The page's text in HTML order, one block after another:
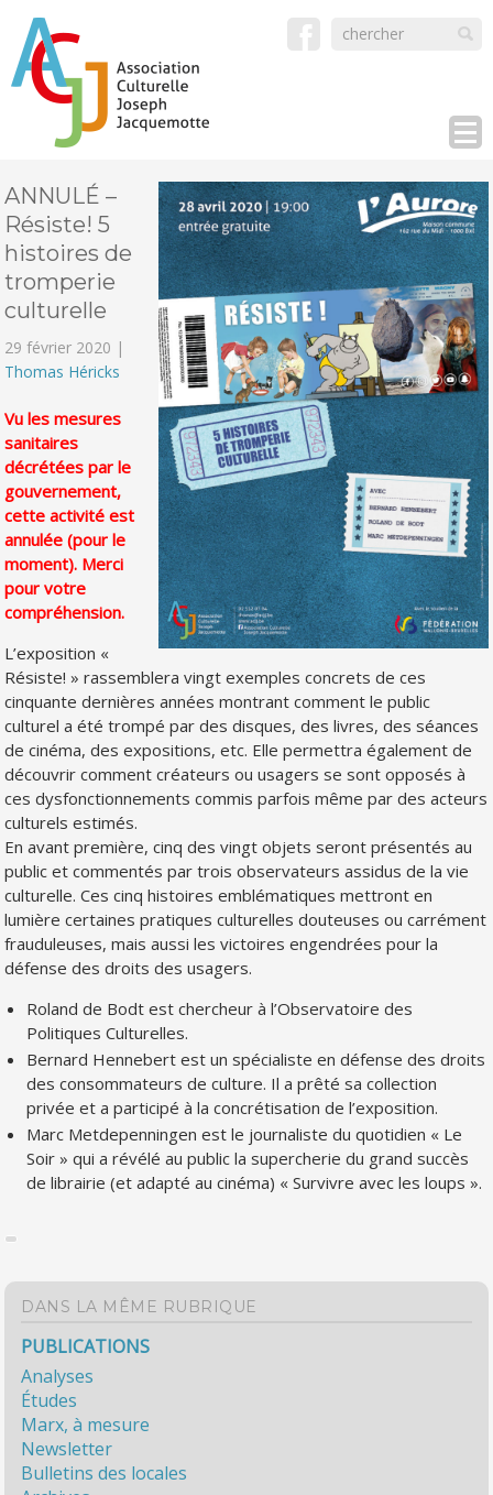
ANNULÉ –
Résiste! 5
histoires de
tromperie
culturelle
29 février 2020 |
Thomas Héricks
Vu les mesures
sanitaires
décrétées par le
gouvernement,
cette activité est
annulée (pour le
moment). Merci
pour votre
compréhension.
L’exposition «
Résiste! » rassemblera vingt exemples concrets de ces
cinquante dernières années montrant comment le public
culturel a été trompé par des disques, des livres, des séances
de cinéma, des expositions, etc. Elle permettra également de
découvrir comment créateurs ou usagers se sont opposés à
ces dysfonctionnements commis parfois même par des acteurs
culturels estimés.
En avant première, cinq des vingt objets seront présentés au
public et commentés par trois observateurs assidus de la vie
culturelle. Ces cinq histoires emblématiques mettront en
lumière certaines pratiques culturelles douteuses ou carrément
frauduleuses, mais aussi les victoires engendrées pour la
défense des droits des usagers.
Roland de Bodt est chercheur à l’Observatoire des
Politiques Culturelles.
Bernard Hennebert est un spécialiste en défense des droits
des consommateurs de culture. Il a prêté sa collection
privée et a participé à la concrétisation de l’exposition.
Marc Metdepenningen est le journaliste du quotidien « Le
Soir » qui a révélé au public la supercherie du grand succès
de librairie (et adapté au cinéma) « Survivre avec les loups ».
DANS LA MÊME RUBRIQUE
PUBLICATIONS
Analyses
Études
Marx, à mesure
Newsletter
Bulletins des locales